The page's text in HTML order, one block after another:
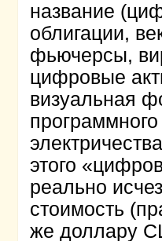
название
облигации,
фьючерсы,
цифровые
визуальная
этого
реально
стоимость
же доллару